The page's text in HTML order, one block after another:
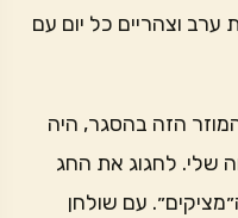
וצהריים כל יום עם
הזה בהסגר, היה
שלי. לחגוג את החג
עם שולחן